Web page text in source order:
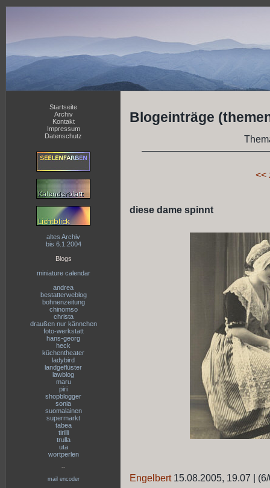
Startseite
Archiv
Kontakt
Impressum
Datenschutz
altes Archiv
bis 6.1.2004
Blogs
miniature calendar
andrea
bestatterweblog
bohnenzeitung
chinomso
christa
draußen nur kännchen
foto-werkstatt
hans-georg
heck
küchentheater
ladybird
landgeflüster
lawblog
maru
piri
shopblogger
sonia
suomalainen
supermarkt
tabea
tirilli
trulla
uta
wortperlen
--
mail encoder
Blogeinträge
<<
diese dame spinnt
Engelbert 15.08.2005, 19.07